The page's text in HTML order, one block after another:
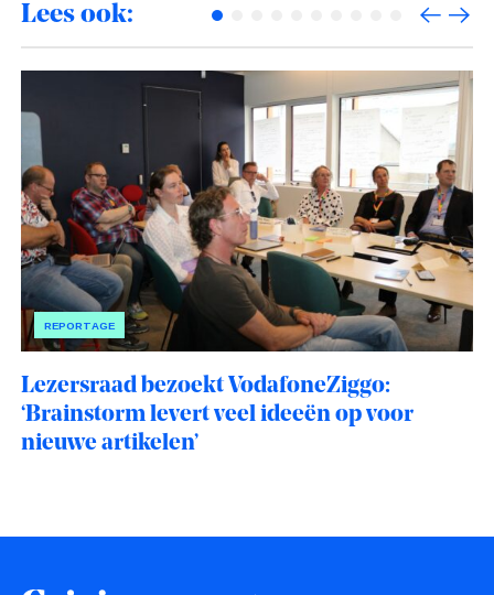
Lees ook:
REPORTAGE
Lezersraad bezoekt VodafoneZiggo:
‘Brainstorm levert veel ideeën op voor
nieuwe artikelen’